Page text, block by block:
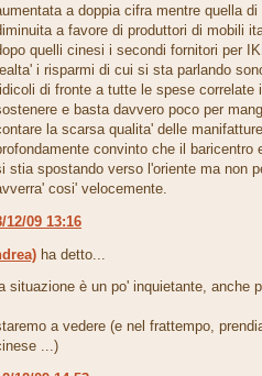
a doppia cifra mentre quella di
a favore di produttori di mobili
quelli cinesi i secondi fornitori per
i risparmi di cui si sta parlando
di fronte a tutte le spese correlate
e basta davvero poco per
la scarsa qualita' delle
convinto che il baricentro
stia spostando verso l'oriente ma non
cosi' velocemente.
12/09 13:16
ha detto...
situazione è un po' inquietante, anche
a vedere (e nel frattempo,
...)